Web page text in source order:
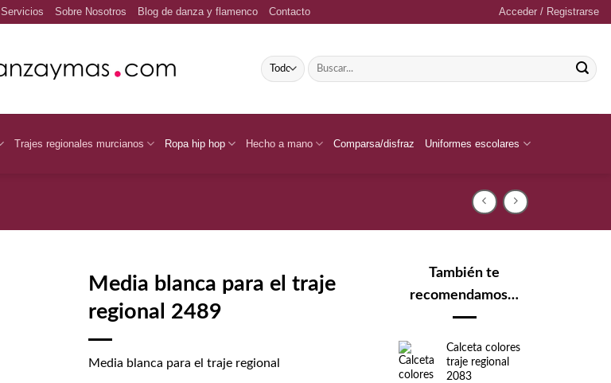
Servicios Sobre Nosotros Blog de danza y flamenco Contacto Acceder / Registrarse
Buscar
por:
Trajes regionales murcianos Ropa hip hop Hecho a mano Comparsa/disfraz Uniformes escolares
Media blanca para el traje
regional 2489
Media blanca para el traje regional
También te
recomendamos…
Calceta colores
traje regional
2083